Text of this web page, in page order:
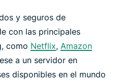
y seguros de
con las principales
como Netflix, Amazon
a un servidor en
disponibles en el mundo